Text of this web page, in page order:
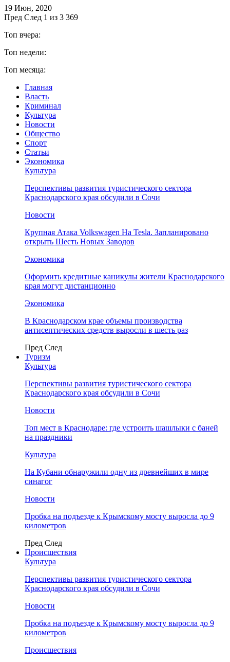
19 Июн, 2020
Пред След 1 из 3 369
Топ вчера:
Топ недели:
Топ месяца:
Главная
Власть
Криминал
Культура
Новости
Общество
Спорт
Статьи
Экономика
Культура
Перспективы развития туристического сектора
Краснодарского края обсудили в Сочи
Новости
Крупная Атака Volkswagen На Tesla. Запланировано
открыть Шесть Новых Заводов
Экономика
Оформить кредитные каникулы жители Краснодарского
края могут дистанционно
Экономика
В Краснодарском крае объемы производства
антисептических средств выросли в шесть раз
Пред След
Туризм
Культура
Перспективы развития туристического сектора
Краснодарского края обсудили в Сочи
Новости
Топ мест в Краснодаре: где устроить шашлыки с баней
на праздники
Культура
На Кубани обнаружили одну из древнейших в мире
синагог
Новости
Пробка на подъезде к Крымскому мосту выросла до 9
километров
Пред След
Происшествия
Культура
Перспективы развития туристического сектора
Краснодарского края обсудили в Сочи
Новости
Пробка на подъезде к Крымскому мосту выросла до 9
километров
Происшествия